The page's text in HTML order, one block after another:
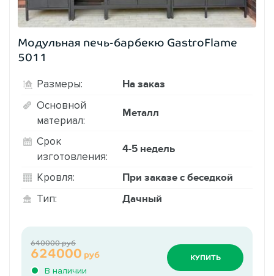
Модульная печь-барбекю GastroFlame
5011
Размеры: На заказ
Основной
материал:
Металл
Срок
изготовления:
4-5 недель
Кровля: При заказе с беседкой
Тип: Дачный
В наличии
624000 руб
640000 руб
КУПИТЬ